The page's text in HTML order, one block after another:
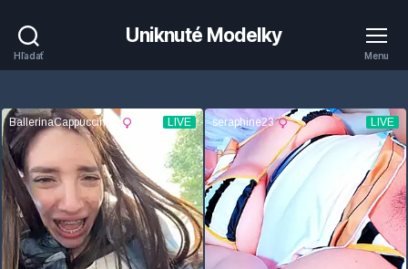
Hľadať
Uniknuté Modelky
Menu